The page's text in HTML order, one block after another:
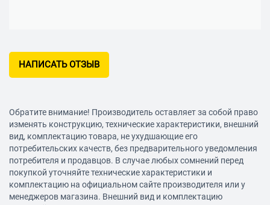
НАПИСАТЬ ОТЗЫВ
Обратите внимание! Производитель оставляет за собой право
изменять конструкцию, технические характеристики, внешний
вид, комплектацию товара, не ухудшающие его
потребительских качеств, без предварительного уведомления
потребителя и продавцов. В случае любых сомнений перед
покупкой уточняйте технические характеристики и
комплектацию на официальном сайте производителя или у
менеджеров магазина. Внешний вид и комплектацию